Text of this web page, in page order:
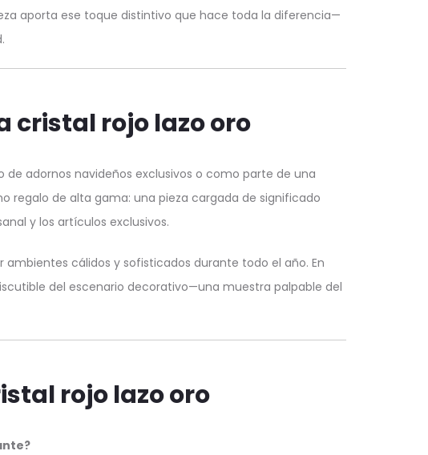
aporta ese toque distintivo que hace toda la diferencia—
cristal rojo lazo oro
adornos navideños exclusivos o como parte de una
de alta gama: una pieza cargada de significado
y los artículos exclusivos.
cálidos y sofisticados durante todo el año. En
del escenario decorativo—una muestra palpable del
rojo lazo oro